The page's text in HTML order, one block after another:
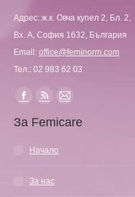
Адрес: ж.к. Овча купел 2, Бл. 2,
Вх. А, София 1632, България
Email: office@feminorm.com
Тел.: 02 983 62 03
Find us on:
Facebook
page
in
Rss
page
in
Mail
page
За Femicare
Начало
За нас